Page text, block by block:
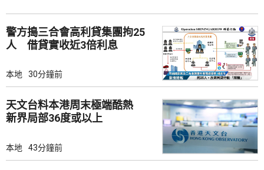
警方搗三合會高利貸集團拘25
人 借貸實收近3倍利息
本地 30分鐘前
天文台料本港周末極端酷熱
新界局部36度或以上
本地 43分鐘前